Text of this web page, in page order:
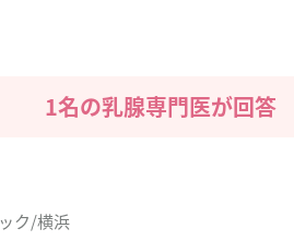
1名の乳腺専門医が回答
ク/横浜